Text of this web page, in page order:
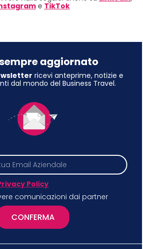
e TikTok
aggiornato
ricevi anteprime, notizie e
dal mondo del Business Travel.
Policy
comunicazioni dai partner
CONFERMA